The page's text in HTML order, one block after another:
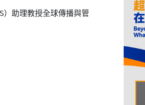
）助理教授全球傳播與管